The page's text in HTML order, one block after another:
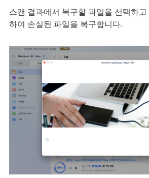
스캔 결과에서 복구할 파일을 선택하고
하여 손실된 파일을 복구합니다.